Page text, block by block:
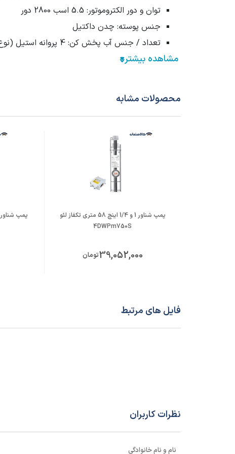
توان و دور الکتروموتور: 5.5 اسب 2800 دور
جنس پوسته: چدن داکتیل
تعداد / جنس آب پخش کن: 4 پروانه استیل (نوع S)
وزن: 40 کیلوگرم
ضمانت محصول: 6 ماه از تاریخ خرید / یک سال از تاریخ ساخت
قیمت شناور 3 اینچ 58 متری سه فاز اسپیکو SO 3-4-3
معتبر به آن دسترسی داشته باشند.
به دلیل بهره‌گیری از قطعات باکیفیت و استفاده از مواد
چینی بالاتر است. با این حال، این اختلاف قیمت به
خرید شناور 3 اینچ 58 متری سه فاز اسپیکو SO 3-4-3
می‌شود. مشتریان پیش از ثبت سفارش این پمپ شناور
محصولات مشابه
پمپ شناور 1 و 1/4 اینچ 58 متری تکفاز لئو
4DWPm750S
39,052,000تومان
فایل های مرتبط
نظرات کاربران
نام و نام خانوادگی